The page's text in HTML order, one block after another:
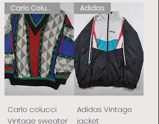
Carlo Colucci
Carlo colucci
Vintage sweater
Adidas
Adidas Vintage
jacket